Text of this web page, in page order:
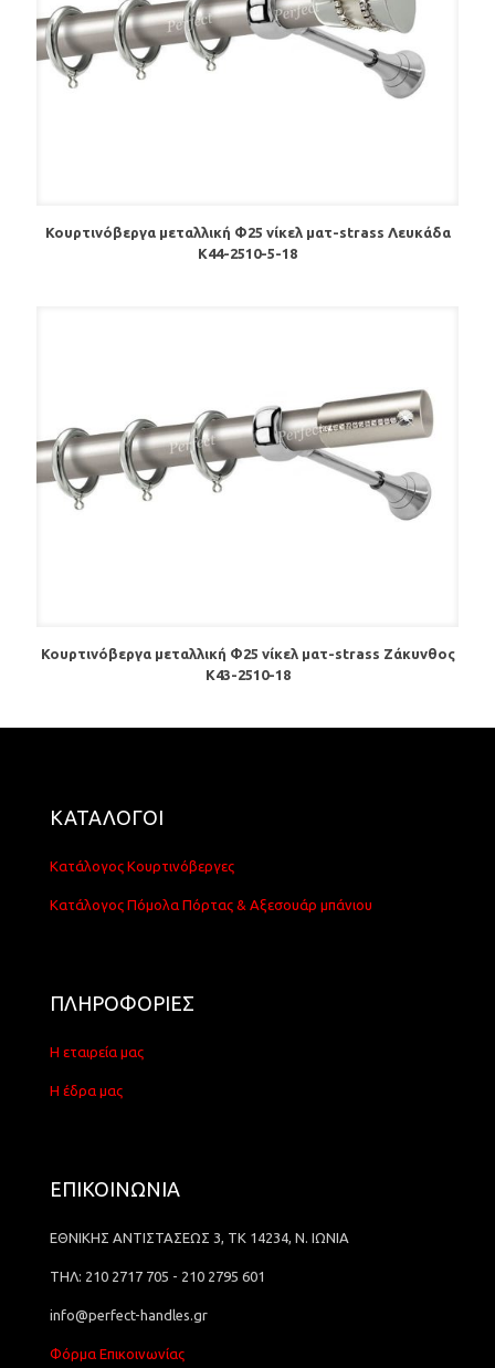
Κουρτινόβεργα μεταλλική Φ25 νίκελ ματ-strass Λευκάδα
Κ44-2510-5-18
Κουρτινόβεργα μεταλλική Φ25 νίκελ ματ-strass Ζάκυνθος
Κ43-2510-18
ΚΑΤΑΛΟΓΟΙ
Κατάλογος Κουρτινόβεργες
Κατάλογος Πόμολα Πόρτας & Αξεσουάρ μπάνιου
ΠΛΗΡΟΦΟΡΙΕΣ
Η εταιρεία μας
Η έδρα μας
ΕΠΙΚΟΙΝΩΝΙΑ
ΕΘΝΙΚΗΣ ΑΝΤΙΣΤΑΣΕΩΣ 3, ΤΚ 14234, Ν. ΙΩΝΙΑ
ΤΗΛ: 210 2717 705 - 210 2795 601
info@perfect-handles.gr
Φόρμα Επικοινωνίας